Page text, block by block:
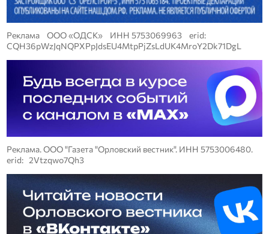
Реклама ООО «ОДСК» ИНН 5753069963 erid:
CQH36pWzJqNQPXPpJdsEU4MtpPjZsLdUK4MroY2Dk71DgL
Реклама. ООО "Газета "Орловский вестник". ИНН 5753006480.
erid: 2Vtzqwo7Qh3